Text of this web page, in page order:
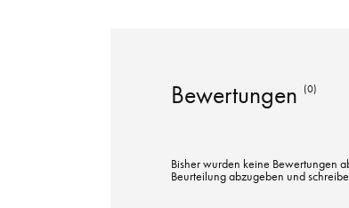
Bewertungen (0)
Bisher wurden keine Bewertungen
Beurteilung abzugeben und